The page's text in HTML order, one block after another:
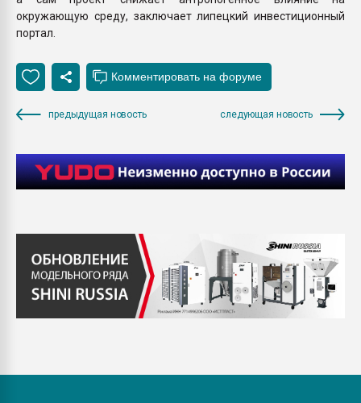
окружающую среду, заключает липецкий инвестиционный
портал.
предыдущая новость следующая новость